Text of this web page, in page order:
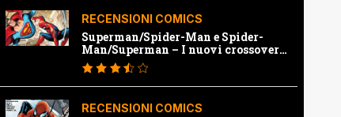
RECENSIONI COMICS
Superman/Spider-Man e Spider-
Man/Superman – I nuovi crossover
Marvel e Dc | Recensione
RECENSIONI COMICS